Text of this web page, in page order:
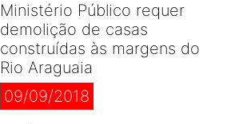
Ministério Público requer
demolição de casas
construídas às margens do
Rio Araguaia
09/09/2018